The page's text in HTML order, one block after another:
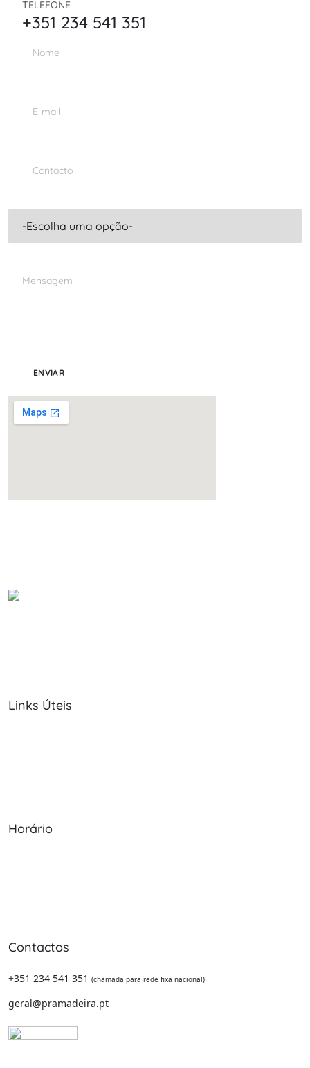
TELEFONE
+351 234 541 351
ENVIAR
Links Úteis
Horário
Contactos
+351 234 541 351 (chamada para rede fixa nacional)
geral@pramadeira.pt